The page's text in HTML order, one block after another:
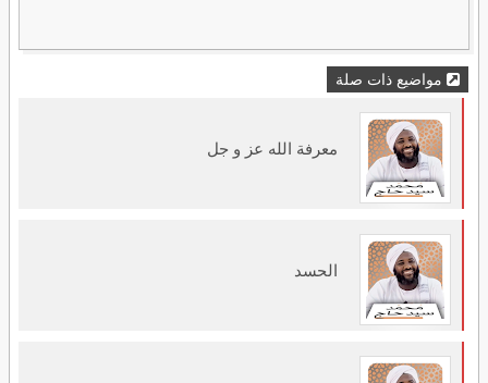
مواضيع ذات صلة
معرفة الله عز و جل
الحسد